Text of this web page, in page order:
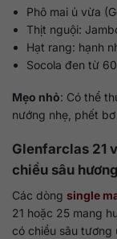
Phô mai ủ vừa
Thịt nguội:
Hạt rang: hạnh
Socola đen từ
Mẹo nhỏ: Có thể
nướng nhẹ, phết
Glenfarclas 21
chiều sâu
Các dòng single
21 hoặc 25 mang
có chiều sâu